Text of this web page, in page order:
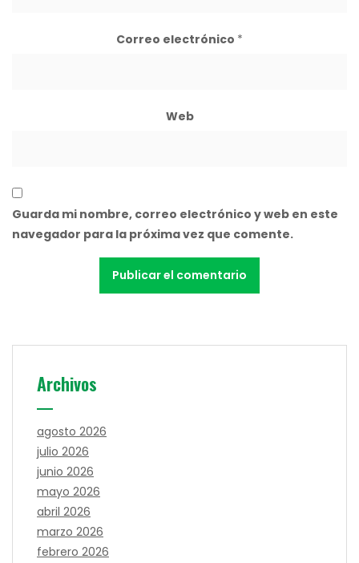
Correo electrónico *
Web
Guarda mi nombre, correo electrónico y web en este
navegador para la próxima vez que comente.
Archivos
agosto 2026
julio 2026
junio 2026
mayo 2026
abril 2026
marzo 2026
febrero 2026